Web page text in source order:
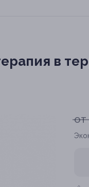
в
от